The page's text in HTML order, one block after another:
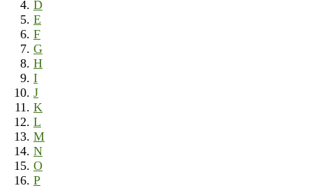
D
E
F
G
H
I
J
K
L
M
N
O
P